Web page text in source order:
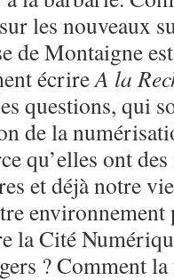
sur les nouveaux
de Montaigne
écrireA la
questions, qui
de la
qu’elles ont
et déjà notre
la Cité
? Comment